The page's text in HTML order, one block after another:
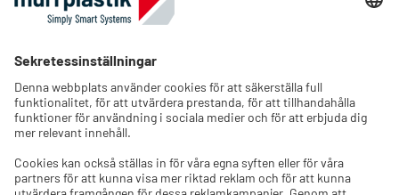
Livsmedelsindustrin
Förnybar energi
Företaget
Om oss
Kontakt